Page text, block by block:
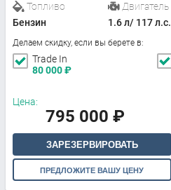
Топливо
Бензин
Двигатель
1.6 л/ 117 л.с.
Делаем скидку, если вы берете в:
Trade In
80 000₽
Цена:
795 000 ₽
ЗАРЕЗЕРВИРОВАТЬ
ПРЕДЛОЖИТЕ ВАШУ ЦЕНУ